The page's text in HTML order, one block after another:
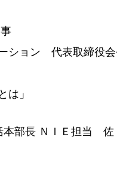
ション 代表取締役
は」
本部長 ＮＩＥ担当 佐